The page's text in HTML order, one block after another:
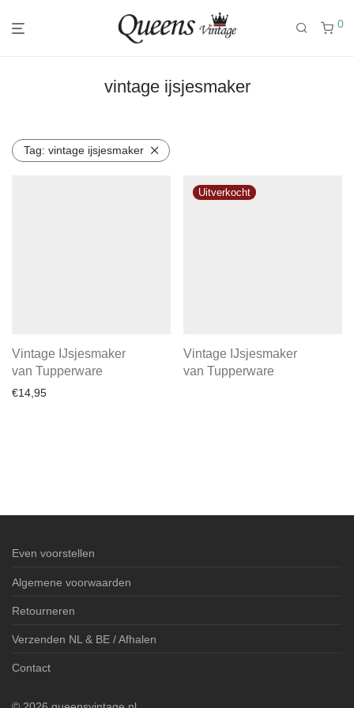
0
vintage ijsjesmaker
Tag: vintage ijsjesmaker
Vintage IJsjesmaker
van Tupperware
€14,95
Vintage IJsjesmaker
van Tupperware
Even voorstellen
Algemene voorwaarden
Retourneren
Verzenden NL & BE / Afhalen
Contact